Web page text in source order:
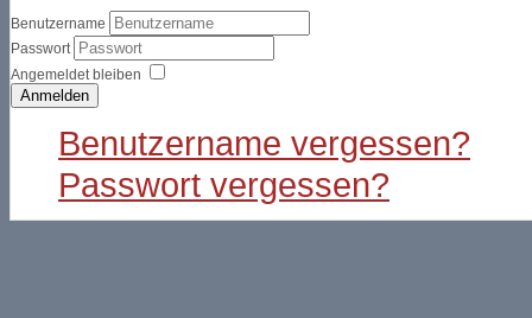
Benutzername
Passwort
Angemeldet bleiben
Anmelden
Benutzername vergessen?
Passwort vergessen?